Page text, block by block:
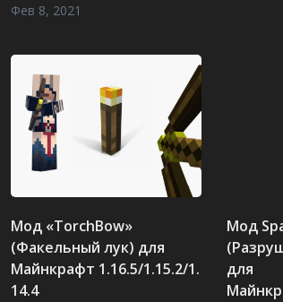
Фев 8, 2021
Мод «TorchBow»
(Факельный лук) для
Майнкрафт 1.16.5/1.15.2/1.
14.4
Мод
для